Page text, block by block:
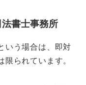
書士事務所
いう場合は、即対
られています。